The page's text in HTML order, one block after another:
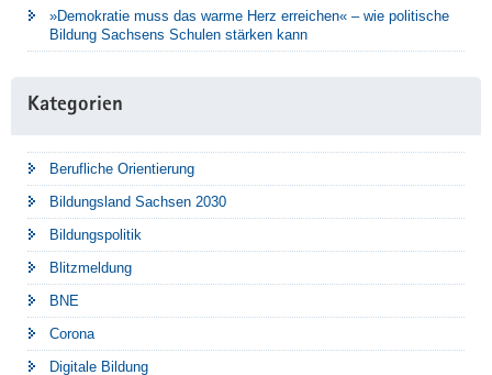
»Demokratie muss das warme Herz erreichen« – wie politische
Bildung Sachsens Schulen stärken kann
Kategorien
Berufliche Orientierung
Bildungsland Sachsen 2030
Bildungspolitik
Blitzmeldung
BNE
Corona
Digitale Bildung